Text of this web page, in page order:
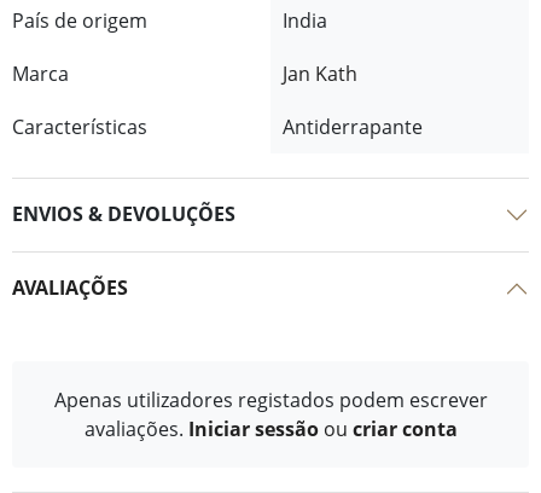
País de origem
India
Marca
Jan Kath
Características
Antiderrapante
ENVIOS & DEVOLUÇÕES
AVALIAÇÕES
Apenas utilizadores registados podem escrever
avaliações. Iniciar sessão ou criar conta